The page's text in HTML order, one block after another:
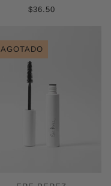
$36.50
AGOTADO